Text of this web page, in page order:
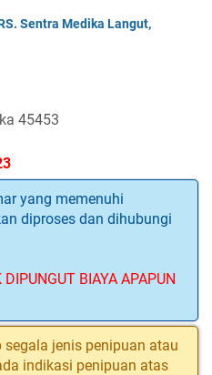
Sentra Medika Langut,
45453
yang memenuhi
diproses dan dihubungi
BIAYA APAPUN
segala jenis penipuan atau
indikasi penipuan atas